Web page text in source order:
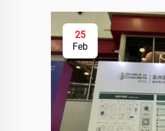
25
Feb